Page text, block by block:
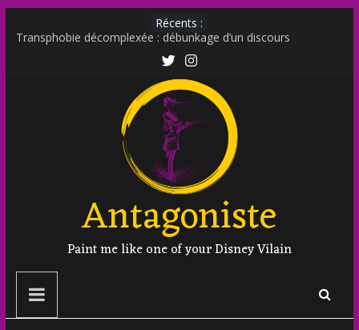
Récents :
Transphobie décomplexée : débunkage d’un discours
Transmania : le fantasme transphobe de Moutot et Stern
Muscle Mommy : analyse d’un phénomène venu des social
Militer sur le net est-il un non sens ?
Outing et photographie : comment faire ?
Antagoniste
Paint me like one of your Disney Vilain